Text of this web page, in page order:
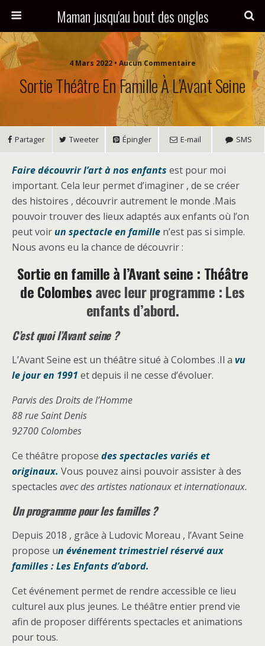
Maman jusqu'au bout des ongles
4 Mars 2022 • Aucun Commentaire
Sortie Théâtre En Famille À L’Avant Seine
Partager Tweeter Épingler E-mail SMS
Faire découvrir l’art à nos enfants est pour moi
important. Cela leur permet d’imaginer , de se créer
des histoires , découvrir autrement le monde .Mais
pouvoir trouver des lieux adaptés aux enfants où l’on
peut voir un spectacle en famille n’est pas si simple.
Nous avons eu la chance de découvrir :
Sortie en famille à l’Avant seine : Théâtre
de Colombesavec leur programme : Les
enfants d’abord.
C’est quoi l’Avant seine ?
L’Avant Seine est un théâtre situé à Colombes .Il a vu
le jour en 1991 et depuis il ne cesse d’évoluer.
Parvis des Droits de l’Homme
88 rue Saint Denis
92700 Colombes
Ce théâtre propose des spectacles variés et
originaux. Vous pouvez ainsi pouvoir assister à des
spectacles avec des artistes nationaux et internationaux.
Un programme pour les familles ?
Depuis 2018 , grâce à Ludovic Moreau , l’Avant Seine
propose un événement trimestriel réservé aux
familles : Les Enfants d’abord.
Cet événement permet de rendre accessible ce lieu
culturel aux plus jeunes. Le théâtre entier prend vie
afin de proposer différents spectacles et animations
pour tous.